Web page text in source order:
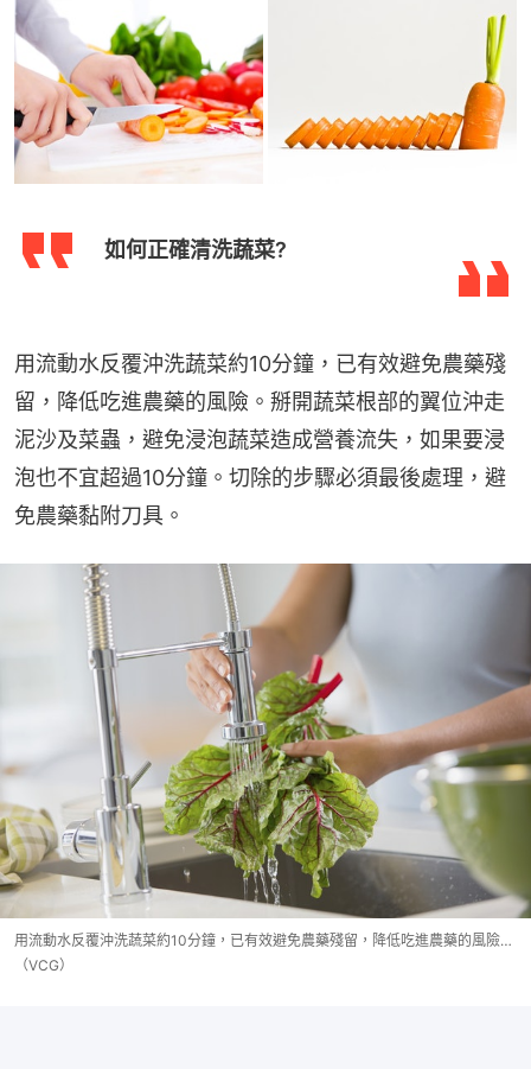
如何正確清洗蔬菜?
用流動水反覆沖洗蔬菜約10分鐘，已有效避免農藥殘
留，降低吃進農藥的風險。掰開蔬菜根部的翼位沖走
泥沙及菜蟲，避免浸泡蔬菜造成營養流失，如果要浸
泡也不宜超過10分鐘。切除的步驟必須最後處理，避
免農藥黏附刀具。
用流動水反覆沖洗蔬菜約10分鐘，已有效避免農藥殘留，降低吃進農藥的風險…
（VCG）